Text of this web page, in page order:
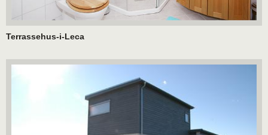
Terrassehus-i-Leca